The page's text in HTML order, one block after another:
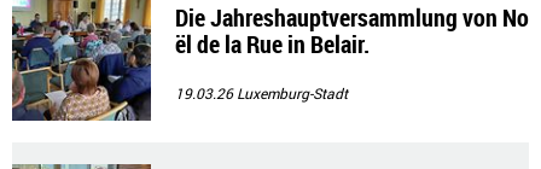
Die Jahreshauptversammlung von No
ël de la Rue in Belair.
19.03.26Luxemburg-Stadt